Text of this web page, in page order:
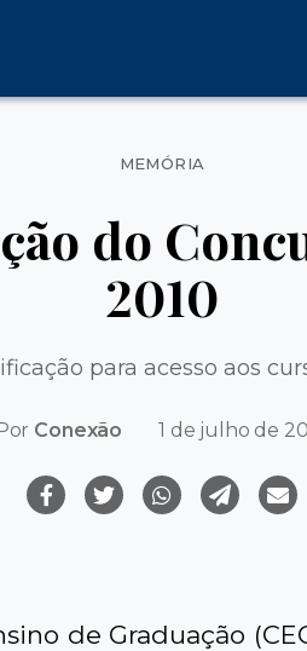
Categorias
MEMÓRIA
do
2010
para acesso aos
Conexão 1 de julho de
de Graduação